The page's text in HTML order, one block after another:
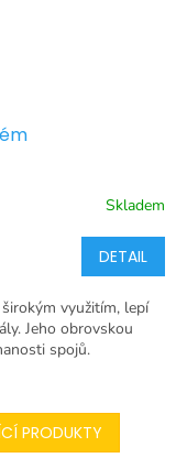
Skladem
DETAIL
využitím, lepí
Jeho obrovskou
spojů.
PRODUKTY